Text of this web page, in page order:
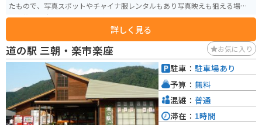
たもので、写真スポットやチャイナ服レンタルもあり写真映えも狙える場所
で家族でも大人から子供まで楽しめるスポットです。
詳しく見る
道の駅 三朝・楽市楽座 お気に入り
駐車： 駐車場あり
予算： 無料
混雑： 普通
滞在： 1時間